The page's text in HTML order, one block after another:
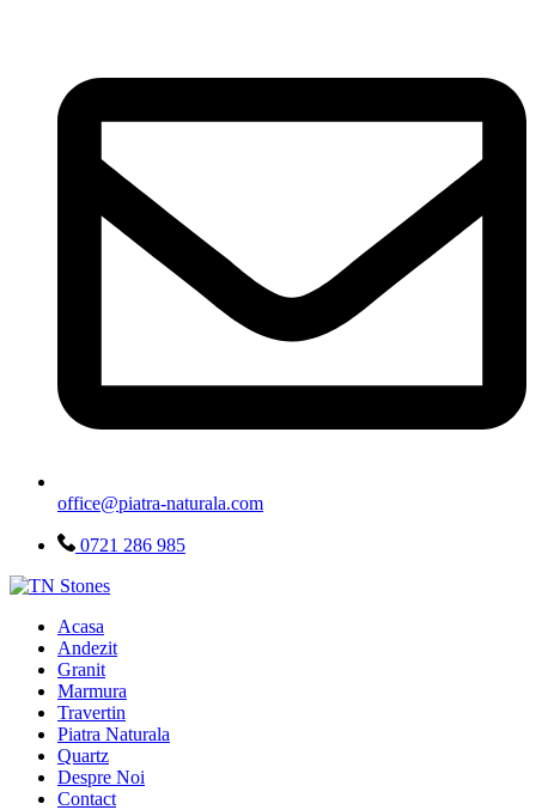
office@piatra-naturala.com
0721 286 985
Acasa
Andezit
Granit
Marmura
Travertin
Piatra Naturala
Quartz
Despre Noi
Contact